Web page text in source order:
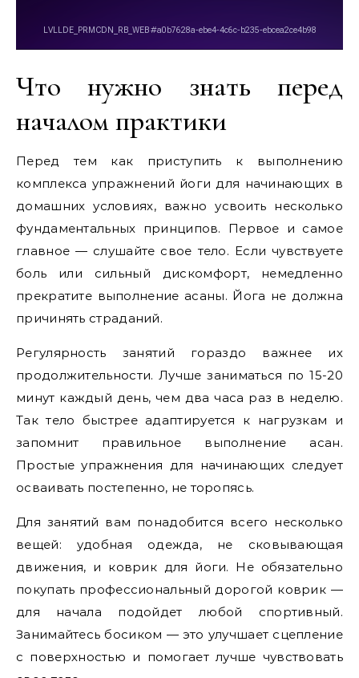
Что нужно знать перед
началом практики
Перед тем как приступить к выполнению
комплекса упражнений йоги для начинающих в
домашних условиях, важно усвоить несколько
фундаментальных принципов. Первое и самое
главное — слушайте свое тело. Если чувствуете
боль или сильный дискомфорт, немедленно
прекратите выполнение асаны. Йога не должна
причинять страданий.
Регулярность занятий гораздо важнее их
продолжительности. Лучше заниматься по 15-20
минут каждый день, чем два часа раз в неделю.
Так тело быстрее адаптируется к нагрузкам и
запомнит правильное выполнение асан.
Простые упражнения для начинающих следует
осваивать постепенно, не торопясь.
Для занятий вам понадобится всего несколько
вещей: удобная одежда, не сковывающая
движения, и коврик для йоги. Не обязательно
покупать профессиональный дорогой коврик —
для начала подойдет любой спортивный.
Занимайтесь босиком — это улучшает сцепление
с поверхностью и помогает лучше чувствовать